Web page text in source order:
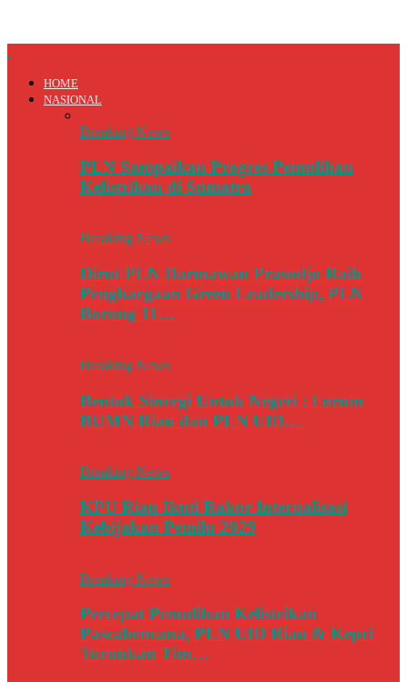
HOME
NASIONAL
Breaking News
PLN Sampaikan Progres Pemulihan
Kelistrikan di Sumatra
Breaking News
Dirut PLN Darmawan Prasodjo Raih
Penghargaan Green Leadership, PLN
Borong 11…
Breaking News
Bentuk Sinergi Untuk Negeri : Forum
BUMN Riau dan PLN UID…
Breaking News
KPU Riau Ikuti Rakor Internalisasi
Kebijakan Pemilu 2029
Breaking News
Percepat Pemulihan Kelistrikan
Pascabencana, PLN UID Riau & Kepri
Turunkan Tim…